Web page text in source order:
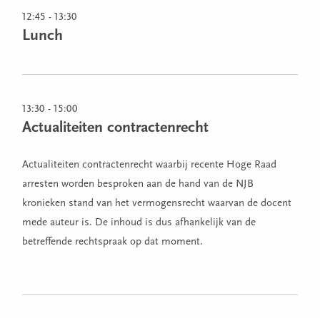
12:45 - 13:30
Lunch
13:30 - 15:00
Actualiteiten contractenrecht
Actualiteiten contractenrecht waarbij recente Hoge Raad
arresten worden besproken aan de hand van de NJB
kronieken stand van het vermogensrecht waarvan de docent
mede auteur is. De inhoud is dus afhankelijk van de
betreffende rechtspraak op dat moment.